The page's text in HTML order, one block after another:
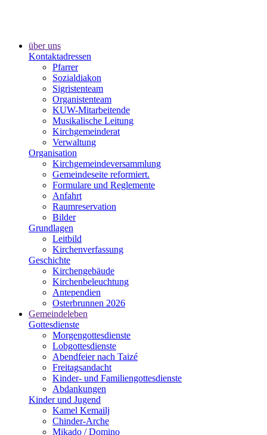
über uns
Kontaktadressen
Pfarrer
Sozialdiakon
Sigristenteam
Organistenteam
KUW-Mitarbeitende
Musikalische Leitung
Kirchgemeinderat
Verwaltung
Organisation
Kirchgemeindeversammlung
Gemeindeseite reformiert.
Formulare und Reglemente
Anfahrt
Raumreservation
Bilder
Grundlagen
Leitbild
Kirchenverfassung
Geschichte
Kirchengebäude
Kirchenbeleuchtung
Antependien
Osterbrunnen 2026
Gemeindeleben
Gottesdienste
Morgengottesdienste
Lobgottesdienste
Abendfeier nach Taizé
Freitagsandacht
Kinder- und Familien­gottesdienste
Abdankungen
Kinder und Jugend
Kamel Kemailj
Chinder-Arche
Mikado / Domino